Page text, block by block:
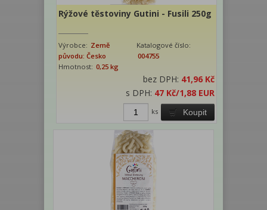
Rýžové těstoviny Gutini - Fusili 250g
Výrobce: Země
původu: Česko
Katalogové číslo:
004755
Hmotnost: 0,25 kg
bez DPH: 41,96 Kč
s DPH: 47 Kč/1,88 EUR
Koupit
ks